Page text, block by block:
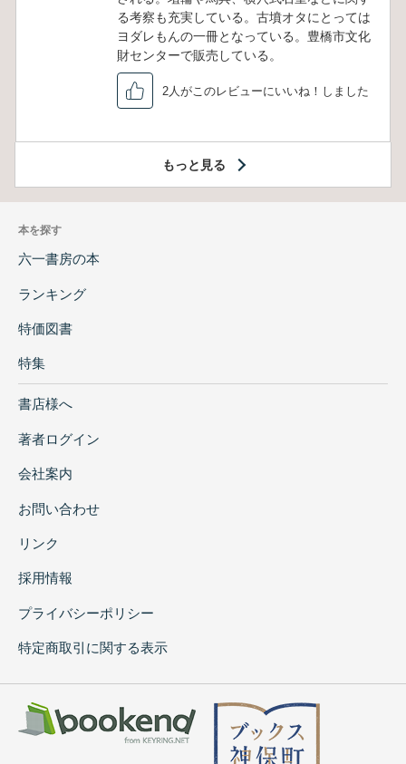
る考察も充実している。古墳オタにとっては
ヨダレもんの一冊となっている。豊橋市文化
財センターで販売している。
2人がこのレビューにいいね！しました
もっと見る
本を探す
六一書房の本
ランキング
特価図書
特集
書店様へ
著者ログイン
会社案内
お問い合わせ
リンク
採用情報
プライバシーポリシー
特定商取引に関する表示